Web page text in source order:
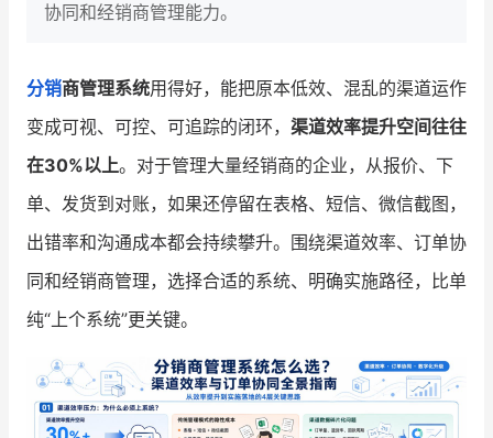
产品更新动态 帮助中心
品牌消费观 行业报告
新零售资讯
增长俱乐部
协同和经销商管理能力。
分销商管理系统用得好，能把原本低效、混乱的渠道运作
变成可视、可控、可追踪的闭环， 渠道效率提升空间往往
在30%以上。对于管理大量经销商的企业，从报价、下
单、发货到对账，如果还停留在表格、短信、微信截图，
出错率和沟通成本都会持续攀升。围绕渠道效率、订单协
同和经销商管理，选择合适的系统、明确实施路径，比单
纯“上个系统”更关键。